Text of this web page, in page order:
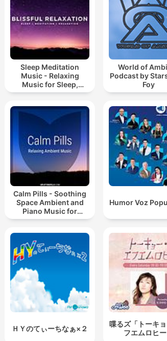
Sleep Meditation
Music - Relaxing
Music for Sleep,
Meditation &
World of
Podcast by
Foy
Calm Pills - Soothing
Space Ambient and
Piano Music for
Relaxing, Sleeping,
Humor Voz
ＨＹのてぃーちなぁ×２
喋るズ「トーキ
フエムロヒー